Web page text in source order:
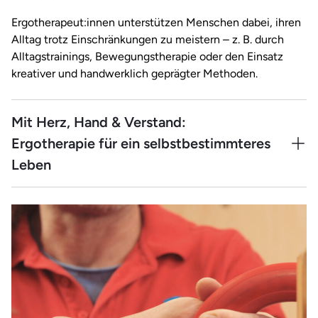
Therapiewissenschaften (B.Sc.), das du schon
während der Ausbildung starten kannst –
sogar ohne Abitur.
Ergotherapeut:innen unterstützen Menschen dabei, ihren
Alltag trotz Einschränkungen zu meistern – z. B. durch
Alltagstrainings, Bewegungstherapie oder den Einsatz
kreativer und handwerklich geprägter Methoden.
Mit Herz, Hand & Verstand:
Ergotherapie für ein selbstbestimmteres
Leben
Ergotherapeut:innen bestens mit körperlichen,
psychischen und sozialen Einschränkungen aus. Sie finden
für jede Art der Herausforderung den passenden Ansatz
und können ihre Patient:innen so individuell und
einfühlsam auf dem Weg zu mehr Selbstständigkeit und
Lebensqualität unterstützen.